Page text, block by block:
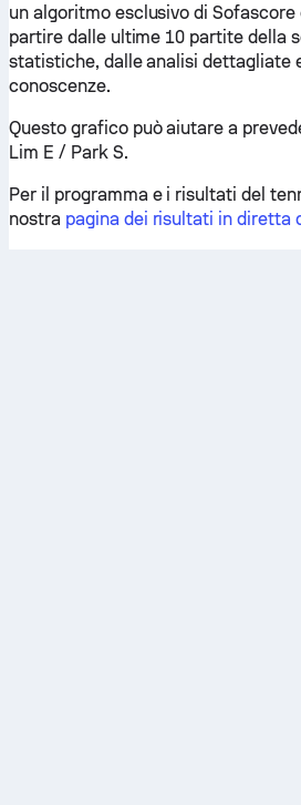
un algoritmo esclusivo di Sofascore
partire dalle ultime 10 partite della
statistiche, dalle analisi dettagliate
conoscenze.
Questo grafico può aiutare a
Lim E / Park S.
Per il programma e i risultati del
nostra pagina dei risultati in diretta